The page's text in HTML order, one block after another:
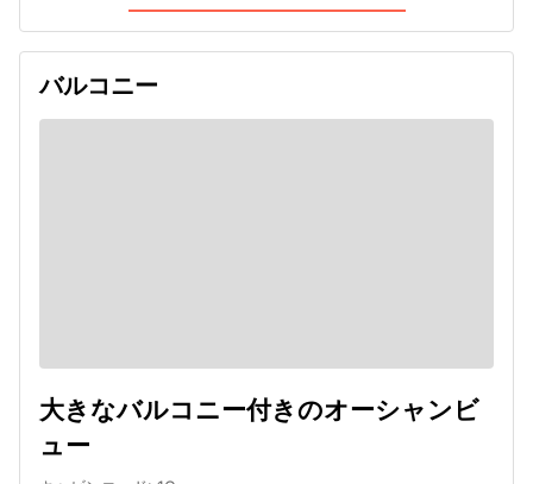
バルコニー
大きなバルコニー付きのオーシャンビ
ュー